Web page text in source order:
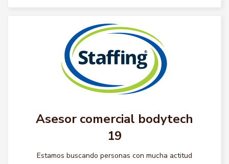
Asesor comercial bodytech
19
Estamos buscando personas con mucha actitud